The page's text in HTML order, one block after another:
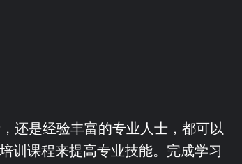
还是经验丰富的专业人士，都可以
训课程来提高专业技能。完成学习